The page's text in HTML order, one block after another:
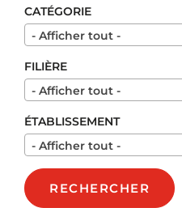
CATÉGORIE
- Afficher tout -
FILIÈRE
- Afficher tout -
ÉTABLISSEMENT
- Afficher tout -
RECHERCHER